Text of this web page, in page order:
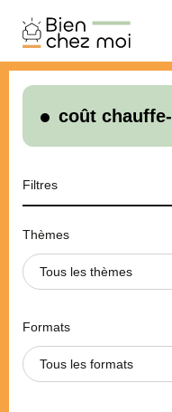
Bien
Chez
Moi
coût
Filtres
Thèmes
Tous les thèmes
Formats
Tous les formats